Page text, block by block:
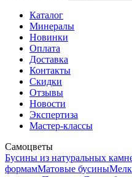
Каталог
Минералы
Новинки
Оплата
Доставка
Контакты
Скидки
Отзывы
Новости
Экспертиза
Мастер-классы
Самоцветы
Бусины из натуральных
формамМатовые бусины